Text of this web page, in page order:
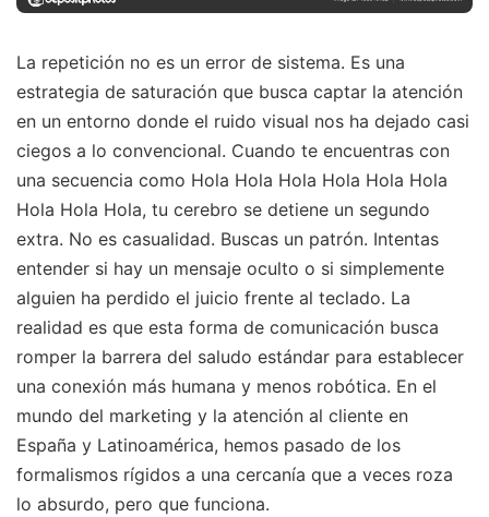
La repetición no es un error de sistema. Es una
estrategia de saturación que busca captar la atención
en un entorno donde el ruido visual nos ha dejado casi
ciegos a lo convencional. Cuando te encuentras con
una secuencia como Hola Hola Hola Hola Hola Hola
Hola Hola Hola, tu cerebro se detiene un segundo
extra. No es casualidad. Buscas un patrón. Intentas
entender si hay un mensaje oculto o si simplemente
alguien ha perdido el juicio frente al teclado. La
realidad es que esta forma de comunicación busca
romper la barrera del saludo estándar para establecer
una conexión más humana y menos robótica. En el
mundo del marketing y la atención al cliente en
España y Latinoamérica, hemos pasado de los
formalismos rígidos a una cercanía que a veces roza
lo absurdo, pero que funciona.